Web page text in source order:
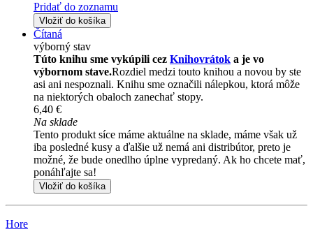
Pridať do zoznamu
Vložiť do košíka
Čítaná
výborný stav
Túto knihu sme vykúpili cez Knihovrátok a je vo
výbornom stave.Rozdiel medzi touto knihou a novou by ste
asi ani nespoznali. Knihu sme označili nálepkou, ktorá môže
na niektorých obaloch zanechať stopy.
6,40 €
Na sklade
Tento produkt síce máme aktuálne na sklade, máme však už
iba posledné kusy a ďalšie už nemá ani distribútor, preto je
možné, že bude onedlho úplne vypredaný. Ak ho chcete mať,
ponáhľajte sa!
Vložiť do košíka
Hore